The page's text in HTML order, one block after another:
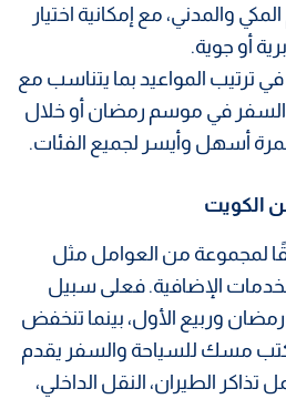
والمدني، مع إمكانية اختيار
أو جوية.
ترتيب المواعيد بما يتناسب مع
في موسم رمضان أو خلال
أسهل وأيسر لجميع الفئات.
الكويت
لمجموعة من العوامل مثل
الإضافية. فعلى سبيل
رمضان وربيع الأول، بينما تنخفض
مسك للسياحة والسفر يقدم
تذاكر الطيران، النقل الداخلي،